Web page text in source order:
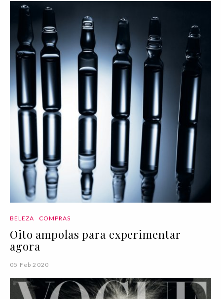
BELEZA COMPRAS
Oito ampolas para experimentar
agora
05 Feb 2020